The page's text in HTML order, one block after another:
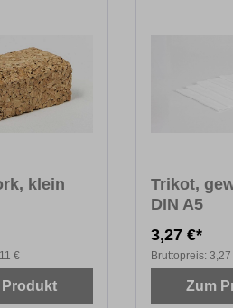
klein
€
Trikot,
DIN A5
3,27 €*
Bruttopreis: 3,27
Zum